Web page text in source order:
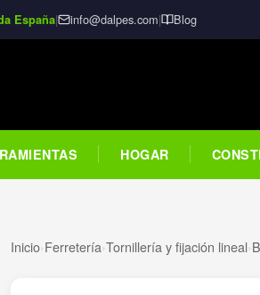
España| info@dalpes.com| Blog
HOGAR
Inicio›Ferretería›Tornillería y fijación lineal›